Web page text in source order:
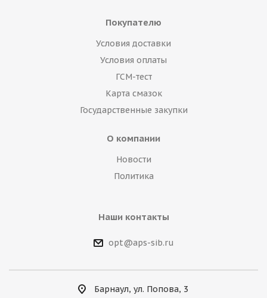
Покупателю
Условия доставки
Условия оплаты
ГСМ-тест
Карта смазок
Государственные закупки
О компании
Новости
Политика
Наши контакты
opt@aps-sib.ru
Барнаул, ул. Попова, 3